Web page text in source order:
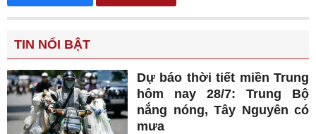
TIN NỔI BẬT
Dự báo thời tiết miền Trung
hôm nay 28/7: Trung Bộ
nắng nóng, Tây Nguyên có
mưa